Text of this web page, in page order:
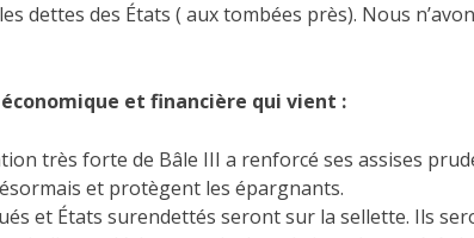
dettes des États ( aux tombées près). Nous
et financière qui vient :
très forte de Bâle III a renforcé ses assises
et protègent les épargnants.
et États surendettés seront sur la sellette. Ils